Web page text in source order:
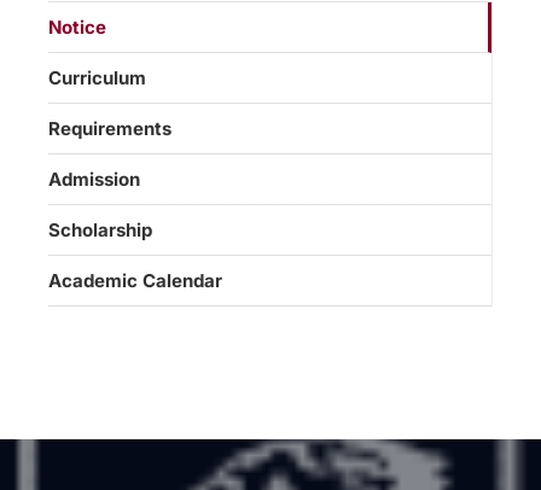
Notice
Curriculum
Requirements
Admission
Scholarship
Academic Calendar